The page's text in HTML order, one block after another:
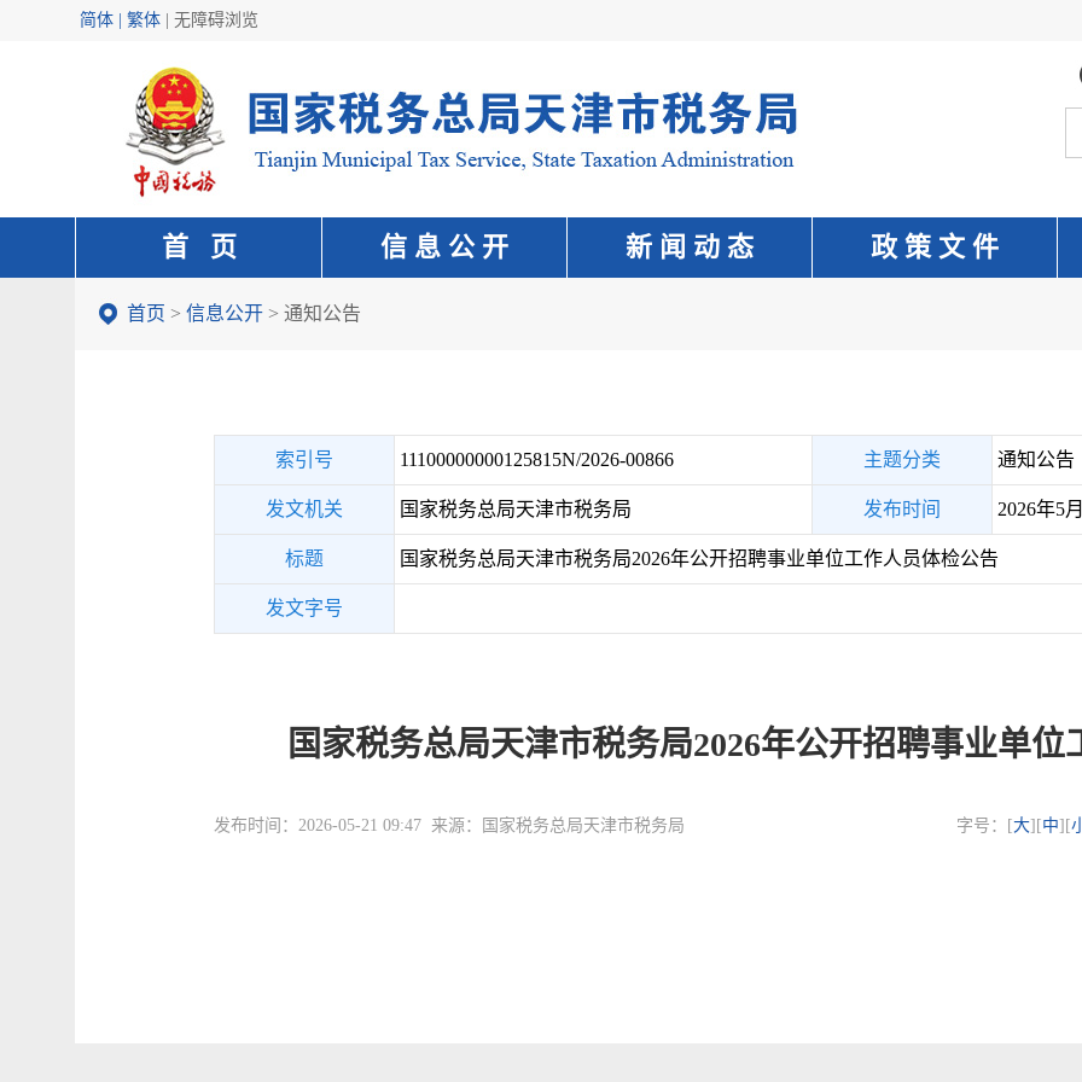
简体 | 繁体 无障碍浏览
首 页 信 息 公 开 新 闻 动 态 政 策 文 件
首页 > 信息公开 > 通知公告
索引号 11100000000125815N/2026-00866 主题分类 通知公告
发文机关 国家税务总局天津市税务局 发布时间 2026年5
标题 国家税务总局天津市税务局2026年公开招聘事业单位工作人员体检公告
发文字号
国家税务总局天津市税务局2026年公开招聘事业单位
发布时间：2026-05-21 09:47 来源：国家税务总局天津市税务局 字号：[大][中][